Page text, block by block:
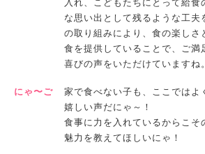
入れ、こどもたちにとって給食
な思い出として残るような工夫
の取り組みにより、食の楽しさ
食を提供していることで、ご満
喜びの声をいただけていますね。
にゃ〜ご
家で食べない子も、ここではよ
嬉しい声だにゃ～！
食事に力を入れているからこそ
魅力を教えてほしいにゃ！